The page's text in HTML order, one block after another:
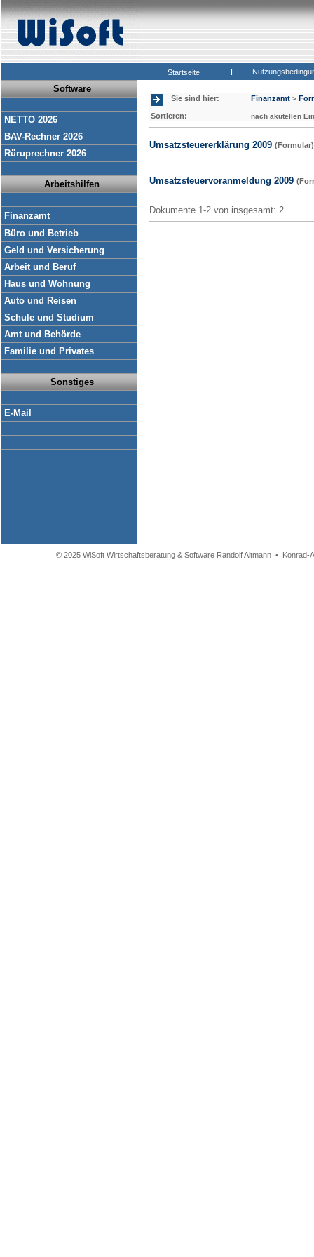
Startseite |
Software
NETTO 2026
BAV-Rechner 2026
Rüruprechner 2026
Arbeitshilfen
Finanzamt
Büro und Betrieb
Geld und Versicherung
Arbeit und Beruf
Haus und Wohnung
Auto und Reisen
Schule und Studium
Amt und Behörde
Familie und Privates
Sonstiges
E-Mail
Sie sind hier: Finanzamt >
Sortieren: nach akutellen
Umsatzsteuererklärung 2009 (Formular)
Umsatzsteuervoranmeldung 2009
Dokumente 1-2 von insgesamt: 2
© 2025 WiSoft Wirtschaftsberatung & Software Randolf Altmann •